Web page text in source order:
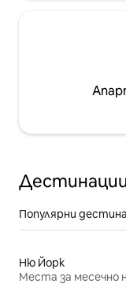
Популярни
Ню Йорк
Места за месечно